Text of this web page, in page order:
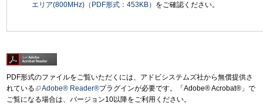
エリア(800MHz)（PDF形式：453KB） をご確認ください。
PDF形式のファイルをご覧いただくには、アドビシステムズ社から無償提供さ
れている
Adobe® Reader®プラグインが必要です。「Adobe® Acrobat®」で
ご覧になる場合は、バージョン10以降をご利用ください。